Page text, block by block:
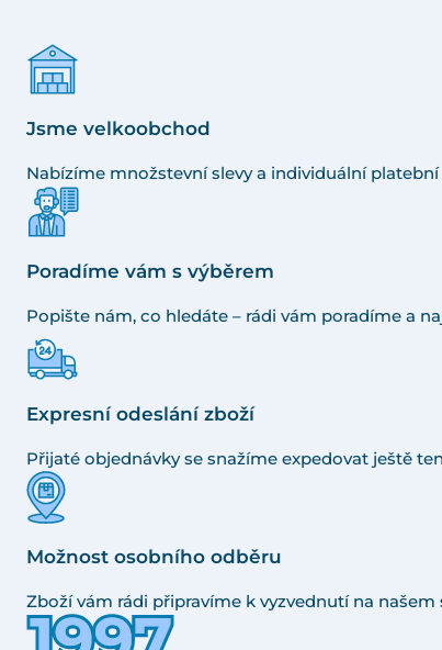
Jsme velkoobchod
Nabízíme množstevní slevy a individuální
Poradíme vám s výběrem
Popište nám, co hledáte – rádi vám poradíme a
Expresní odeslání zboží
Přijaté objednávky se snažíme expedovat ještě
Možnost osobního odběru
Zboží vám rádi připravíme k vyzvednutí na našem